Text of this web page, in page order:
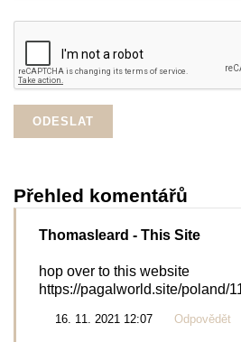
Přehled komentářů
Thomasleard - This Site
hop over to this website
https://pagalworld.site/poland/
16. 11. 2021 12:07 Odpovědět